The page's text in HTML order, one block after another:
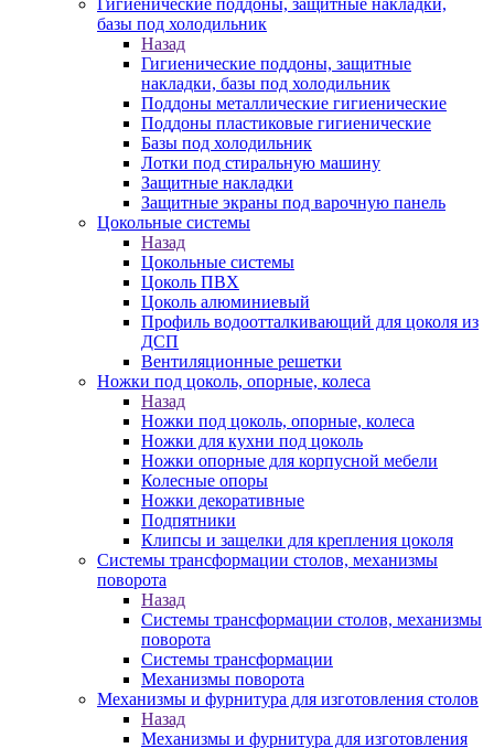
Гигиенические поддоны, защитные накладки,
базы под холодильник
Назад
Гигиенические поддоны, защитные
накладки, базы под холодильник
Поддоны металлические гигиенические
Поддоны пластиковые гигиенические
Базы под холодильник
Лотки под стиральную машину
Защитные накладки
Защитные экраны под варочную панель
Цокольные системы
Назад
Цокольные системы
Цоколь ПВХ
Цоколь алюминиевый
Профиль водоотталкивающий для цоколя из
ДСП
Вентиляционные решетки
Ножки под цоколь, опорные, колеса
Назад
Ножки под цоколь, опорные, колеса
Ножки для кухни под цоколь
Ножки опорные для корпусной мебели
Колесные опоры
Ножки декоративные
Подпятники
Клипсы и защелки для крепления цоколя
Системы трансформации столов, механизмы
поворота
Назад
Системы трансформации столов, механизмы
поворота
Системы трансформации
Механизмы поворота
Механизмы и фурнитура для изготовления столов
Назад
Механизмы и фурнитура для изготовления